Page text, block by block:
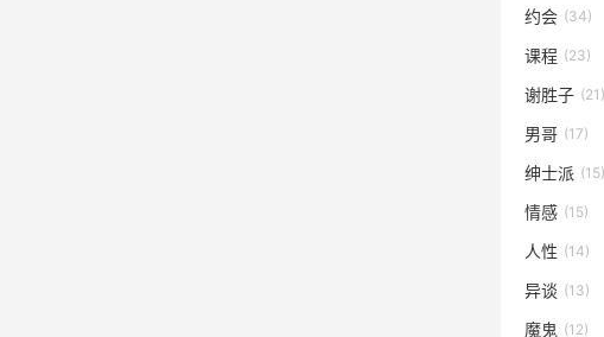
约会 (34)
课程 (23)
谢胜子 (21)
男哥 (17)
绅士派 (15)
情感 (15)
人性 (14)
异谈 (13)
魔鬼 (12)